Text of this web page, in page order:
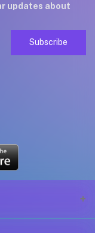
updates about
Subscribe